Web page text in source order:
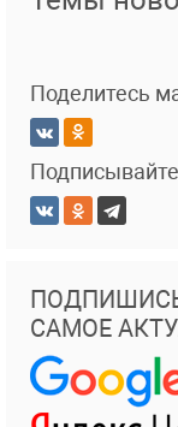
Поделитесь
САМОЕ